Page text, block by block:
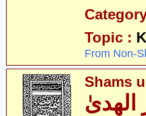
Topic :
From Non-
Shams